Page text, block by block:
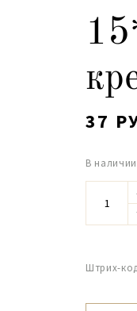
37
В наличии
Штрих-